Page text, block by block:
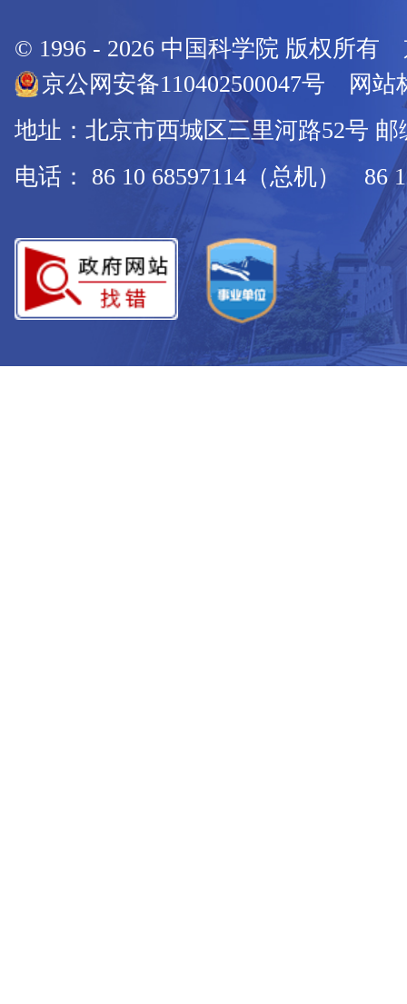
© 1996 - 2026 中国科学院 版权所有
京公网安备110402500047号 网站
地址：北京市西城区三里河路52号 邮
电话： 86 10 68597114（总机） 86